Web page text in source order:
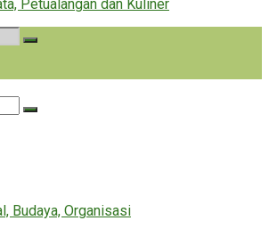
Petualangan dan Kuliner
Budaya, Organisasi